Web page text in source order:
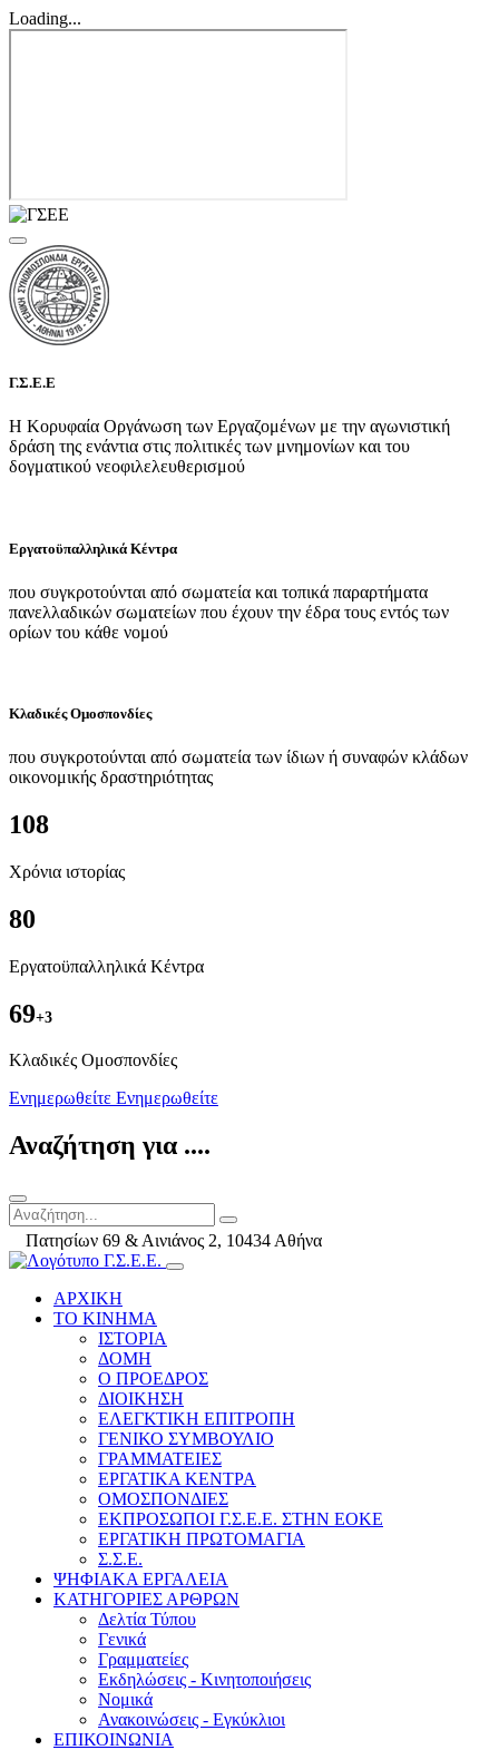
Loading...
Γ.Σ.Ε.Ε
Η Κορυφαία Οργάνωση των Εργαζομένων με την αγωνιστική
δράση της ενάντια στις πολιτικές των μνημονίων και του
δογματικού νεοφιλελευθερισμού
Εργατοϋπαλληλικά Κέντρα
που συγκροτούνται από σωματεία και τοπικά παραρτήματα
πανελλαδικών σωματείων που έχουν την έδρα τους εντός των
ορίων του κάθε νομού
Κλαδικές Ομοσπονδίες
που συγκροτούνται από σωματεία των ίδιων ή συναφών κλάδων
οικονομικής δραστηριότητας
108
Χρόνια ιστορίας
80
Εργατοϋπαλληλικά Κέντρα
69+3
Kλαδικές Ομοσπονδίες
Ενημερωθείτε Ενημερωθείτε
Αναζήτηση για ....
Πατησίων 69 & Αινιάνος 2, 10434 Αθήνα
ΑΡΧΙΚΗ
ΤΟ ΚΙΝΗΜΑ
ΙΣΤΟΡΙΑ
ΔΟΜΗ
Ο ΠΡΟΕΔΡΟΣ
ΔΙΟΙΚΗΣΗ
ΕΛΕΓΚΤΙΚΗ ΕΠΙΤΡΟΠΗ
ΓΕΝΙΚΟ ΣΥΜΒΟΥΛΙΟ
ΓΡΑΜΜΑΤΕΙΕΣ
ΕΡΓΑΤΙΚΑ ΚΕΝΤΡΑ
ΟΜΟΣΠΟΝΔΙΕΣ
ΕΚΠΡΟΣΩΠΟΙ Γ.Σ.Ε.Ε. ΣΤΗΝ ΕΟΚΕ
ΕΡΓΑΤΙΚΗ ΠΡΩΤΟΜΑΓΙΑ
Σ.Σ.Ε.
ΨΗΦΙΑΚΑ ΕΡΓΑΛΕΙΑ
ΚΑΤΗΓΟΡΙΕΣ ΑΡΘΡΩΝ
Δελτία Τύπου
Γενικά
Γραμματείες
Εκδηλώσεις - Κινητοποιήσεις
Νομικά
Ανακοινώσεις - Εγκύκλιοι
ΕΠΙΚΟΙΝΩΝΙΑ